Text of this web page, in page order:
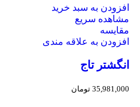
افزودن به سبد خرید
مشاهده سریع
مقایسه
افزودن به علاقه مندی
انگشتر تاج
35,981,000 تومان